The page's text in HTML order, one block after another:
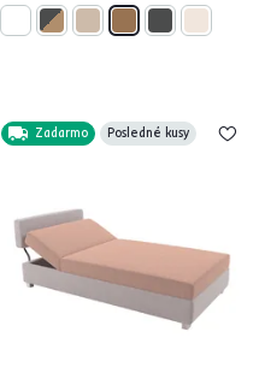
Zadarmo Posledné kusy